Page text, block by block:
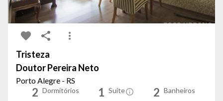
Tristeza
Doutor Pereira Neto
Porto Alegre - RS
2 Dormitórios 1 Suíte 2 Banheiros